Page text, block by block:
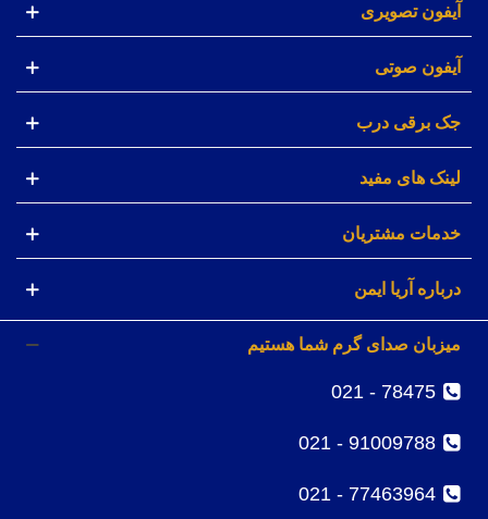
آیفون تصویری
آیفون صوتی
جک برقی درب
لینک های مفید
خدمات مشتریان
درباره آریا ایمن
میزبان صدای گرم شما هستیم
78475 - 021
91009788 - 021
77463964 - 021